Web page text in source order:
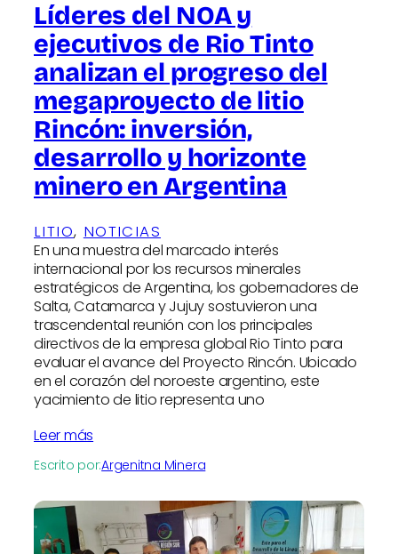
Líderes del NOA y
ejecutivos de Rio Tinto
analizan el progreso del
megaproyecto de litio
Rincón: inversión,
desarrollo y horizonte
minero en Argentina
LITIO, NOTICIAS
En una muestra del marcado interés
internacional por los recursos minerales
estratégicos de Argentina, los gobernadores de
Salta, Catamarca y Jujuy sostuvieron una
trascendental reunión con los principales
directivos de la empresa global Rio Tinto para
evaluar el avance del Proyecto Rincón. Ubicado
en el corazón del noroeste argentino, este
yacimiento de litio representa uno
Leer más
Escrito por:Argenitna Minera